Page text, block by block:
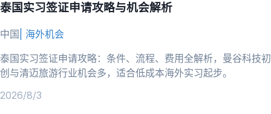
泰国实习签证申请攻略与机会解析
中国 海外机会
泰国实习签证申请攻略：条件、流程、费用全解析，曼谷科技初
创与清迈旅游行业机会多，适合低成本海外实习起步。
2026/8/3